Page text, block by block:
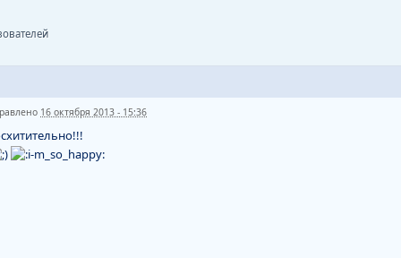
16 октября 2013 - 15:36